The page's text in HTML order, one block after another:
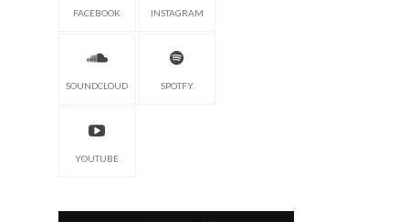
FACEBOOK INSTAGRAM
SOUNDCLOUD SPOTFY
YOUTUBE